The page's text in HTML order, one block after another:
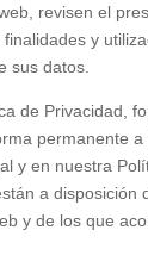
revisen el
y
sus datos.
de Privacidad,
permanente a
y en nuestra
a disposición
y de los que